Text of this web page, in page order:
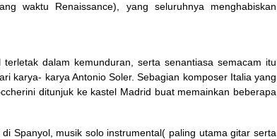
waktu Renaissance), yang seluruhnya menghabiskan
dalam kemunduran, serta senantiasa semacam itu
karya- karya Antonio Soler. Sebagian komposer Italia yang
ditunjuk ke kastel Madrid buat memainkan beberapa
Spanyol, musik solo instrumental( paling utama gitar serta